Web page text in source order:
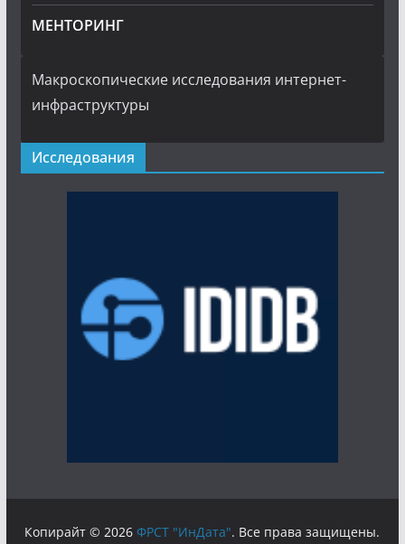
МЕНТОРИНГ
Макроскопические исследования интернет-
инфраструктуры
Исследования
Копирайт © 2026ФРСТ "ИнДата". Все права защищены.